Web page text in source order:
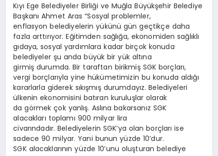
Kıyı Ege Belediyeler Birliği ve Muğla Büyükşehir Belediye
Başkanı Ahmet Aras “Sosyal problemler,
enflasyon belediyelerin yükünü gün geçtikçe daha
fazla arttırıyor. Eğitimden sağlığa, ekonomiden sağlıklı
gıdaya, sosyal yardımlara kadar birçok konuda
belediyeler şu anda büyük bir yük altına
girmiş durumda. Bir taraftan birikmiş SGK borçları,
vergi borçlarıyla yine hükümetimizin bu konuda aldığı
kararlarla giderek sıkışmış durumdayız. Belediyeleri
ülkenin ekonomisini batıran kuruluşlar olarak
da görmek çok yanlış. Aslına bakarsanız SGK
alacakları toplamı 900 milyar lira
civarındadır. Belediyelerin SGK’ya olan borçları ise
sadece 90 milyar. Yani bunun yüzde 10’dur.
SGK alacaklarının yüzde 10’unu oluşturan belediye